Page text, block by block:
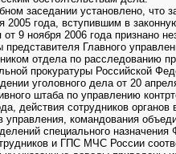
заседании установлено, что
2005 года, вступившим в
от 9 ноября 2006 года признано
представителя Главного
отдела по расследованию
прокуратуры Российской
уголовного дела от 20
штаба по управлению
действия сотрудников
управления, командования
специального
и ГПС МЧС России